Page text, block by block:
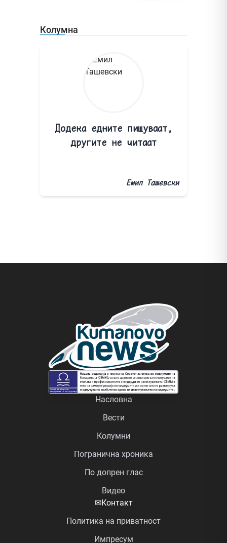
Колумна
Додека едните пишуваат,
другите не читаат
Емил Ташевски
Насловна
Вести
Колумни
Погранична хроника
По допрен глас
Видео
✉Контакт
Политика на приватност
Импресум